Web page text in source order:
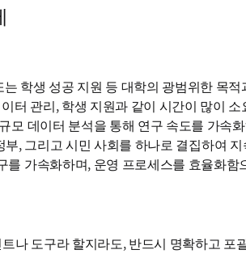
학생 성공 지원 등 대학의 광범위한 목
터 관리, 학생 지원과 같이 시간이 많이
모 데이터 분석을 통해 연구 속도를 가
, 그리고 시민 사회를 하나로 결집하여
가속화하며, 운영 프로세스를 효율화
나 도구라 할지라도, 반드시 명확하고